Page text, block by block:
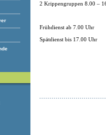
2 Krippengruppen 8.00 –
Frühdienst ab 7.00 Uhr
Spätdienst bis 17.00 Uhr